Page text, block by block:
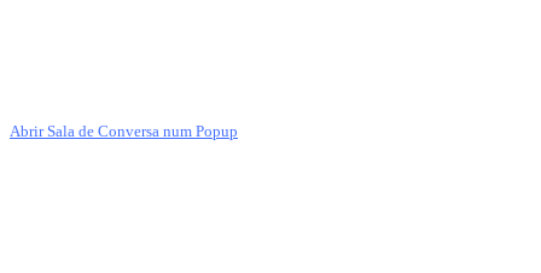
Abrir Sala de Conversa num Popup